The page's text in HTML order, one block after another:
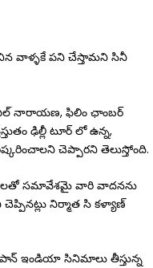
వాళ్ళకే పని చేస్తామని సినీ
ఎల్ నారాయణ, ఫిలిం ఛాంబర్
ఢిల్లీ టూర్ లో ఉన్న,
చెప్పారని తెలుస్తోంది.
సమావేశమై వారి వాదనను
నిర్మాత సి కళ్యాణ్
పాన్ ఇండియా సినిమాలు తీస్తున్న